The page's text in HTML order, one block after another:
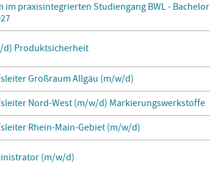
im praxisintegrierten Studiengang BWL - Bachelor
d) Produktsicherheit
Großraum Allgäu (m/w/d)
Nord-West (m/w/d) Markierungswerkstoffe
Rhein-Main-Gebiet (m/w/d)
(m/w/d)